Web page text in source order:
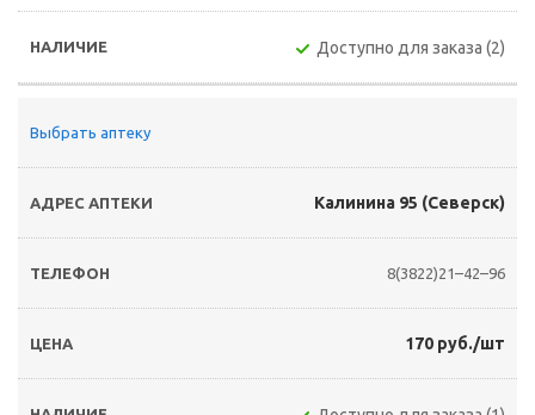
Доступно для заказа (2)
Выбрать аптеку
Калинина 95 (Северск)
8(3822)21–42–96
170 руб./шт